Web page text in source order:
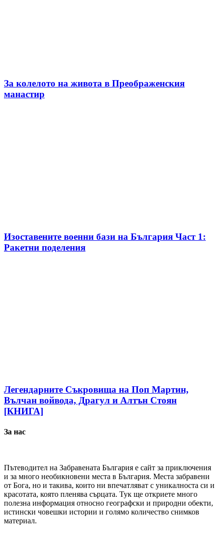
За колелото на живота в Преображенския
манастир
Изоставените военни бази на България Част 1:
Ракетни поделения
Легендарните Съкровища на Поп Мартин,
Вълчан войвода, Драгул и Алтън Стоян
[КНИГА]
За нас
Пътеводител на Забравената България е сайт за приключения
и за много необикновени места в България. Места забравени
от Бога, но и такива, които ни впечатляват с уникалноста си и
красотата, която пленява сърцата. Тук ще откриете много
полезна информация относно географски и природни обекти,
истински човешки истории и голямо количество снимков
материал.